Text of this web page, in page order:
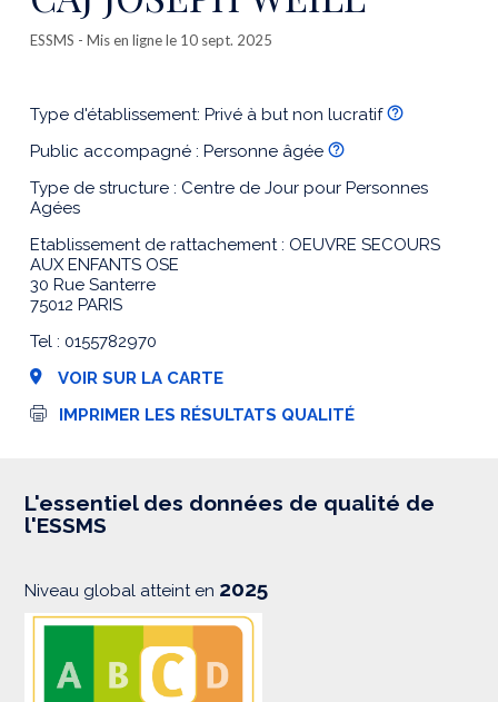
ESSMS - Mis en ligne le 10 sept. 2025
Type d'établissement: Privé à but non lucratif
Public accompagné : Personne âgée
Type de structure : Centre de Jour pour Personnes
Agées
Etablissement de rattachement : OEUVRE SECOURS
AUX ENFANTS OSE
30 Rue Santerre
75012 PARIS
Tel : 0155782970
VOIR SUR LA CARTE
I
s
i
IMPRIMER LES RÉSULTATS QUALITÉ
L'essentiel des données de qualité de
l'ESSMS
Niveau global atteint en 2025